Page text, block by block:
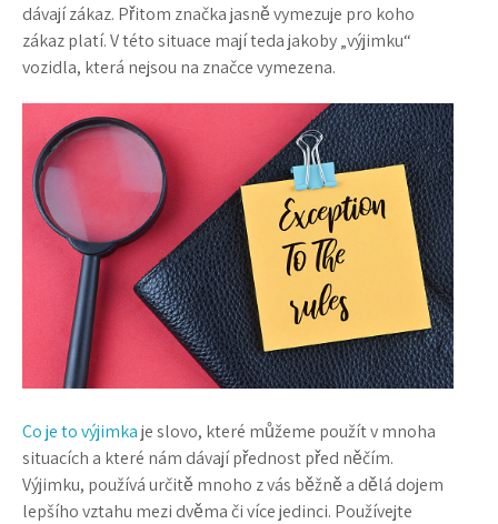
dávají zákaz. Přitom značka jasně vymezuje pro koho
zákaz platí. V této situace mají teda jakoby „výjimku“
vozidla, která nejsou na značce vymezena.
Co je to výjimkaje slovo, které můžeme použít v mnoha
situacích a které nám dávají přednost před něčím.
Výjimku, používá určitě mnoho z vás běžně a dělá dojem
lepšího vztahu mezi dvěma či více jedinci. Používejte